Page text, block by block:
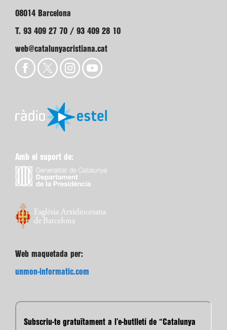
08014 Barcelona
T. 93 409 27 70 / 93 409 28 10
web@catalunyacristiana.cat
Amb el suport de:
Web maquetada per:
unmon-informatic.com
Subscriu-te gratuïtament a l’e-butlletí de “Catalunya